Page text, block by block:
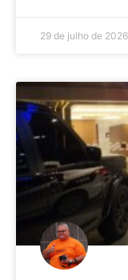
29 de julho de 2026